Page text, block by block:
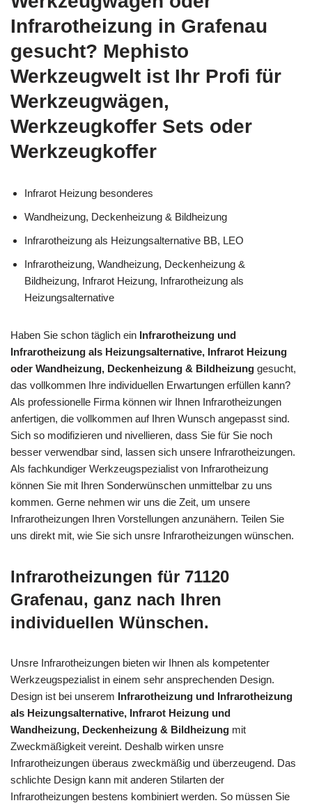
Infrarotheizung in Grafenau
gesucht? Mephisto
Werkzeugwelt ist Ihr Profi für
Werkzeugwägen,
Werkzeugkoffer Sets oder
Werkzeugkoffer
Infrarot Heizung besonderes
Wandheizung, Deckenheizung & Bildheizung
Infrarotheizung als Heizungsalternative BB, LEO
Infrarotheizung, Wandheizung, Deckenheizung &
Bildheizung, Infrarot Heizung, Infrarotheizung als
Heizungsalternative
Haben Sie schon täglich ein Infrarotheizung und
Infrarotheizung als Heizungsalternative, Infrarot Heizung
oder Wandheizung, Deckenheizung & Bildheizung gesucht,
das vollkommen Ihre individuellen Erwartungen erfüllen kann?
Als professionelle Firma können wir Ihnen Infrarotheizungen
anfertigen, die vollkommen auf Ihren Wunsch angepasst sind.
Sich so modifizieren und nivellieren, dass Sie für Sie noch
besser verwendbar sind, lassen sich unsere Infrarotheizungen.
Als fachkundiger Werkzeugspezialist von Infrarotheizung
können Sie mit Ihren Sonderwünschen unmittelbar zu uns
kommen. Gerne nehmen wir uns die Zeit, um unsere
Infrarotheizungen Ihren Vorstellungen anzunähern. Teilen Sie
uns direkt mit, wie Sie sich unsre Infrarotheizungen wünschen.
Infrarotheizungen für 71120
Grafenau, ganz nach Ihren
individuellen Wünschen.
Unsre Infrarotheizungen bieten wir Ihnen als kompetenter
Werkzeugspezialist in einem sehr ansprechenden Design.
Design ist bei unserem Infrarotheizung und Infrarotheizung
als Heizungsalternative, Infrarot Heizung und
Wandheizung, Deckenheizung & Bildheizung mit
Zweckmäßigkeit vereint. Deshalb wirken unsre
Infrarotheizungen überaus zweckmäßig und überzeugend. Das
schlichte Design kann mit anderen Stilarten der
Infrarotheizungen bestens kombiniert werden. So müssen Sie